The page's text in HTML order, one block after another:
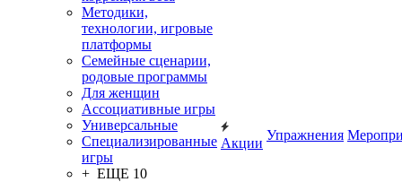
Методики,
технологии, игровые
платформы
Семейные сценарии,
родовые программы
Для женщин
Ассоциативные игры
Универсальные
Специализированные
игры
+ ЕЩЕ 10
Акции
Упражнения